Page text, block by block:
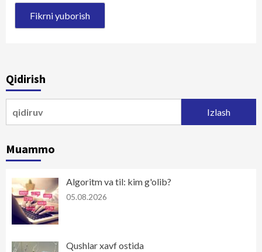
Qidirish
Muammo
Algoritm va til: kim g'olib?
05.08.2026
Qushlar xavf ostida